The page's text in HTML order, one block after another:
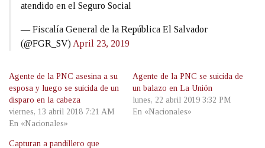
atendido en el Seguro Social
— Fiscalía General de la República El Salvador
(@FGR_SV) April 23, 2019
Agente de la PNC asesina a su
esposa y luego se suicida de un
disparo en la cabeza
viernes, 13 abril 2018 7:21 AM
En «Nacionales»
Agente de la PNC se suicida de
un balazo en La Unión
lunes, 22 abril 2019 3:32 PM
En «Nacionales»
Capturan a pandillero que